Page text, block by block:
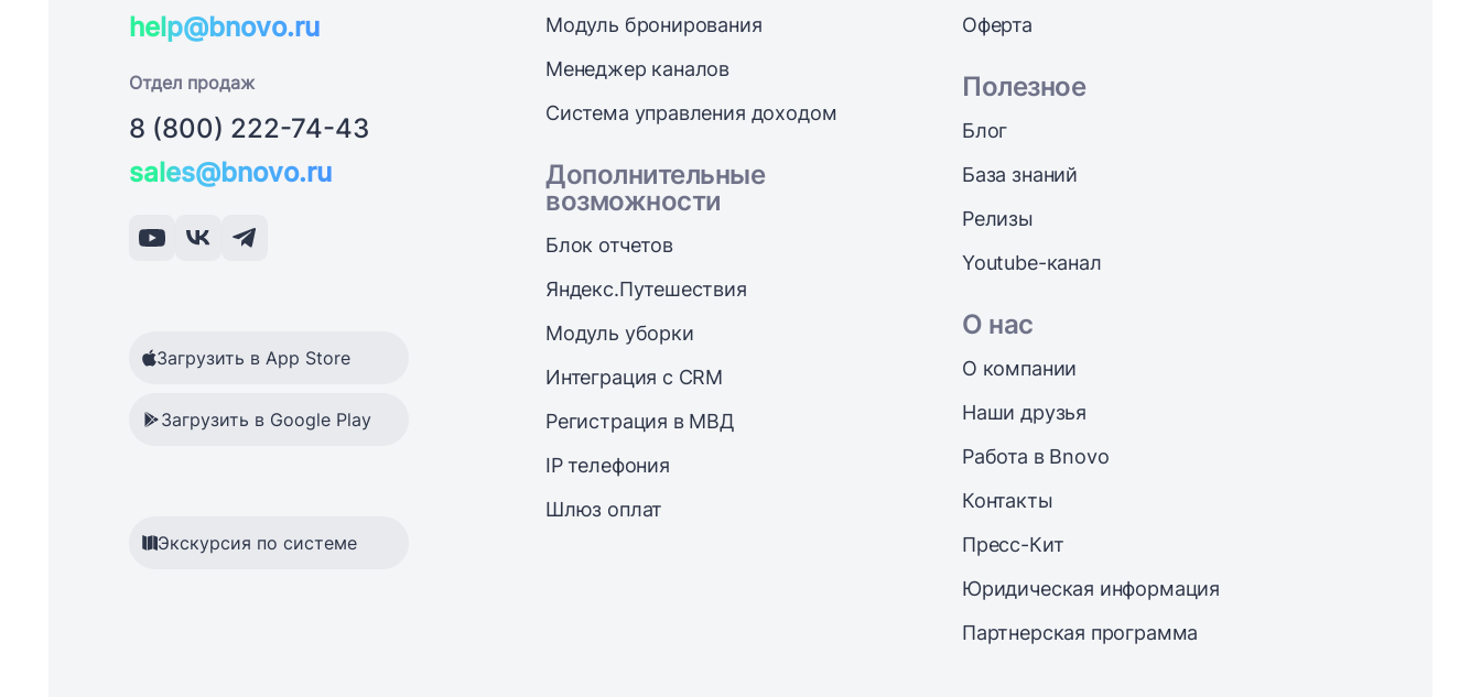
help@bnovo.ru
Отдел продаж
8 (800) 222-74-43
sales@bnovo.ru
Загрузить в App Store
Загрузить в Google Play
Экскурсия по системе
Модуль бронирования
Менеджер каналов
Система управления доходом
Дополнительные
возможности
Блок отчетов
Яндекс.Путешествия
Модуль уборки
Интеграция с CRM
Регистрация в МВД
IP телефония
Шлюз оплат
Оферта
Полезное
Блог
База знаний
Релизы
Youtube-канал
О нас
О компании
Наши друзья
Работа в Bnovo
Контакты
Пресс-Кит
Юридическая информация
Партнерская программа